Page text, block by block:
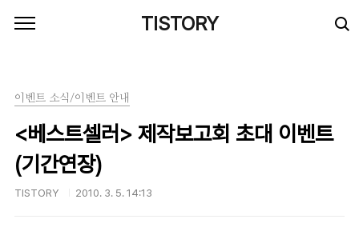
TISTORY
이벤트 소식/이벤트 안내
<베스트셀러> 제작보고회 초대 이벤트
(기간연장)
TISTORY 2010. 3. 5. 14:13